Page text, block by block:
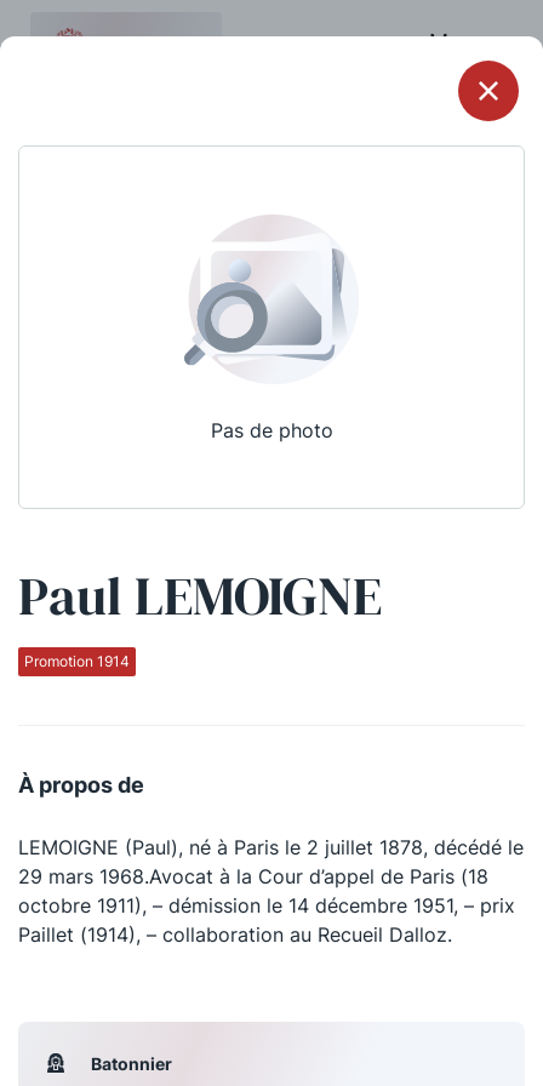
Menu
Pas de photo
Paul LEMOIGNE
Promotion 1914
À propos de
LEMOIGNE (Paul), né à Paris le 2 juillet 1878, décédé le
29 mars 1968.Avocat à la Cour d’appel de Paris (18
octobre 1911), – démission le 14 décembre 1951, – prix
Paillet (1914), – collaboration au Recueil Dalloz.
Batonnier
Qui sommes-nous ?
La Conférence
La Conférence
Le Concours de la Conférence